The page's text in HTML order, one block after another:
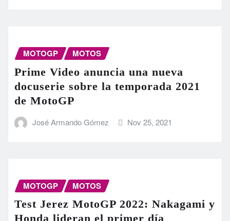
MOTOGP MOTOS
Prime Video anuncia una nueva
docuserie sobre la temporada 2021
de MotoGP
José Armando Gómez Nov 25, 2021
MOTOGP MOTOS
Test Jerez MotoGP 2022: Nakagami y
Honda lideran el primer día